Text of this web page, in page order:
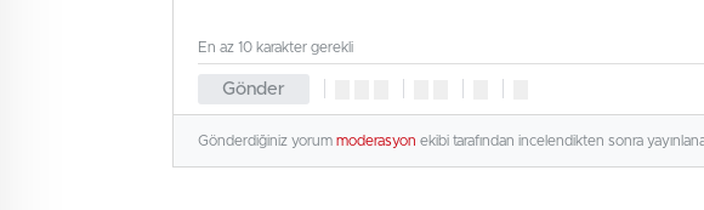
Gönder
En az 10 karakter gerekli
Gönderdiğiniz yorum moderasyon ekibi tarafından incelendikten sonra